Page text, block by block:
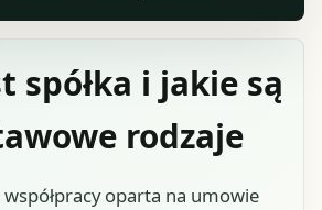
spółka i jakie są
rodzaje
oparta na umowie